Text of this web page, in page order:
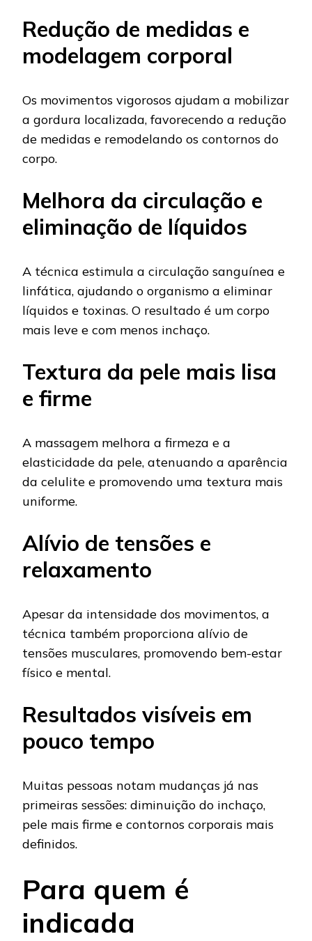
Redução de medidas e
modelagem corporal
Os movimentos vigorosos ajudam a mobilizar
a gordura localizada, favorecendo a redução
de medidas e remodelando os contornos do
corpo.
Melhora da circulação e
eliminação de líquidos
A técnica estimula a circulação sanguínea e
linfática, ajudando o organismo a eliminar
líquidos e toxinas. O resultado é um corpo
mais leve e com menos inchaço.
Textura da pele mais lisa
e firme
A massagem melhora a firmeza e a
elasticidade da pele, atenuando a aparência
da celulite e promovendo uma textura mais
uniforme.
Alívio de tensões e
relaxamento
Apesar da intensidade dos movimentos, a
técnica também proporciona alívio de
tensões musculares, promovendo bem-estar
físico e mental.
Resultados visíveis em
pouco tempo
Muitas pessoas notam mudanças já nas
primeiras sessões: diminuição do inchaço,
pele mais firme e contornos corporais mais
definidos.
Para quem é
indicada